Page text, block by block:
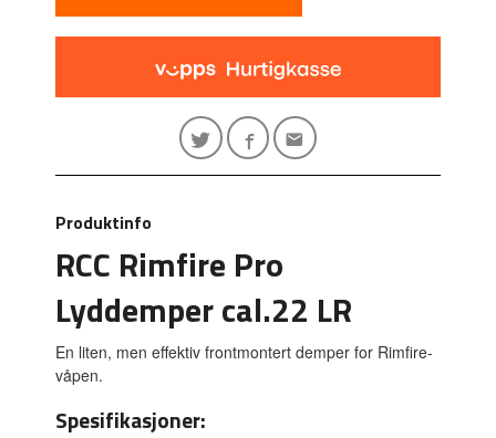
Produktinfo
RCC Rimfire Pro
Lyddemper cal.22 LR
En liten, men effektiv frontmontert demper for Rimfire-
våpen.
Spesifikasjoner: